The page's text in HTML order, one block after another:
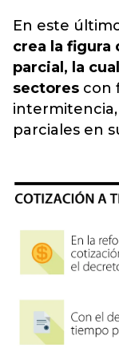
En este
crea la figura
parcial, la
sectores con
parciales en